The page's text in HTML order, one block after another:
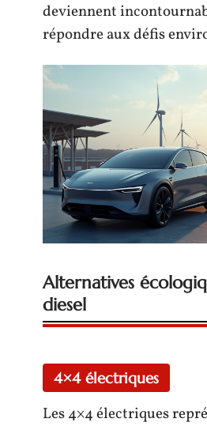
deviennent
répondre aux défis
Alternatives
diesel
4×4 électriques
Les 4×4 électriques